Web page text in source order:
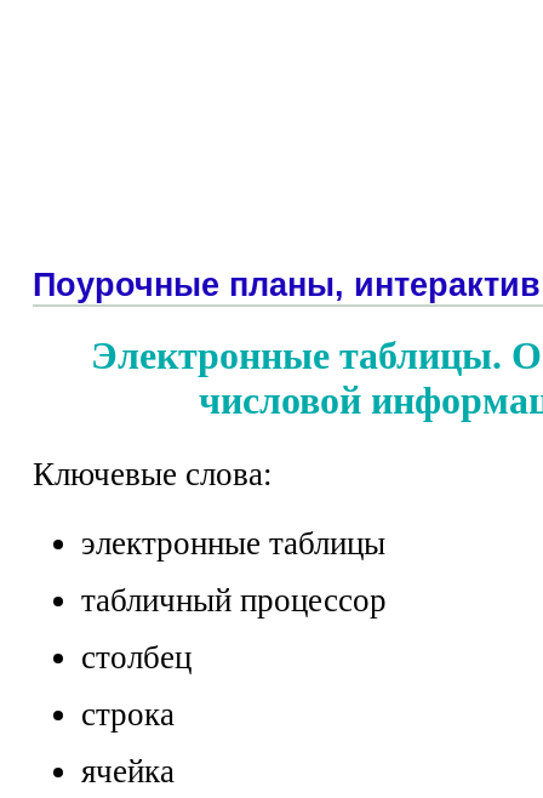
Поурочные планы, интерактив
Электронные таблицы.
числовой
Ключевые слова:
электронные таблицы
табличный процессор
столбец
строка
ячейка